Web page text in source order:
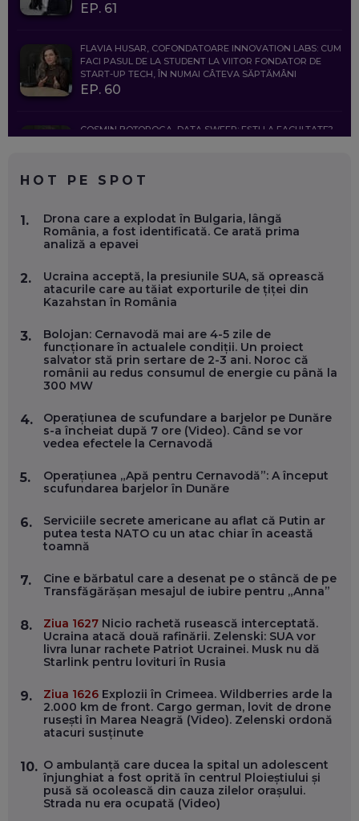
EP. 61
FLAVIA HUSAR, COFONDATOARE INNOVATION LABS: CUM
FACI PASUL DE LA STUDENT LA VIITOR FONDATOR DE
START-UP TECH, ÎN NUMAI CÂTEVA SĂPTĂMÂNI
EP. 60
COSMIN BOȚOROGA, DATA SWEEP: EȘTI LA FACULTATE?
FOLOSEȘTI TEHNOLOGIA CA SĂ FII MAI BUN LA JOB. ȘI CUM
SE VA SCHIMBA MUNCA, ÎN URMĂTORII ANI
EP. 58
MARIUS PAȘCULEA, COFONDATOR AL KULTH: CUM
FOLOSEȘTI TEHNOLOGIA CA SĂ ÎȚI DESCHIZI DRUMUL
EP. 57
ANDREI AVĂDANEI, BIT SENTINEL: CUM ÎȚI PROTEJEZI
EFICIENT VIAȚA ONLINE. ȘI CARE SUNT PRIMII PAȘI ÎNTR-O
EP. 56
ÎNVAȚĂ AEO ȘI GEO!
EP. 55
OLIVIU MATEI, HOLISUN: SOFTWARE DE LA CLUJ PENTRU
WASHINGTON, OCHELARI INTELIGENȚI ȘI FERME
EP. 54
VALENTIN VANCEA, CEO AL PATRIA BANK: AUTOMATIZĂM
PROCESE, DAR CE FACEM CÂND PICĂ BAZA DE DATE, LA
INSTITUȚIILE STATULUI?
EP. 53
VOICU OPREAN (AROBS): CUM CONSTRUIEȘTI O COMPANIE
GLOBALĂ, FĂRĂ SĂ PIERZI LEGĂTURA CU COMUNITATEA
TA LOCALĂ - ȘI CE SĂ DAI ÎNAPOI
EP. 52
ROBERT GRAUR, FOMO: SPEAKERUL PE SCENĂ, INVITATUL
ÎN SALĂ, DAR ÎNVĂȚĂM UNII DE LA CEILALȚI. VIN JASON
DERULO, STEVEN BARTLETT ȘI ALȚI PESTE 60 DE
ANTREPRENORI
HOT PE SPOT
1.
Drona care a explodat în Bulgaria, lângă
România, a fost identificată. Ce arată prima
analiză a epavei
2.
Ucraina acceptă, la presiunile SUA, să oprească
atacurile care au tăiat exporturile de țiței din
Kazahstan în România
3.
Bolojan: Cernavodă mai are 4-5 zile de
funcționare în actualele condiții. Un proiect
salvator stă prin sertare de 2-3 ani. Noroc că
românii au redus consumul de energie cu până la
300 MW
4.
Operațiunea de scufundare a barjelor pe Dunăre
s-a încheiat după 7 ore (Video). Când se vor
vedea efectele la Cernavodă
5.
Operațiunea „Apă pentru Cernavodă”: A început
scufundarea barjelor în Dunăre
6.
Serviciile secrete americane au aflat că Putin ar
putea testa NATO cu un atac chiar în această
toamnă
7.
Cine e bărbatul care a desenat pe o stâncă de pe
Transfăgărășan mesajul de iubire pentru „Anna”
8. Ziua 1627 Nicio rachetă rusească interceptată.
Ucraina atacă două rafinării. Zelenski: SUA vor
livra lunar rachete Patriot Ucrainei. Musk nu dă
Starlink pentru lovituri în Rusia
9. Ziua 1626 Explozii în Crimeea. Wildberries arde la
2.000 km de front. Cargo german, lovit de drone
rusești în Marea Neagră (Video). Zelenski ordonă
atacuri susținute
10. O ambulanță care ducea la spital un adolescent
înjunghiat a fost oprită în centrul Ploieștiului și
pusă să ocolească din cauza zilelor orașului.
Strada nu era ocupată (Video)